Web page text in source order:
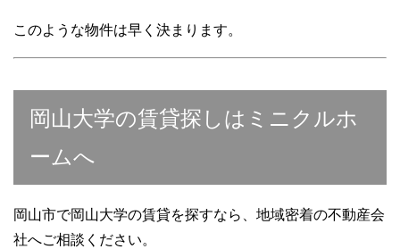
このような物件は早く決まります。
岡山大学の賃貸探しはミニクルホ
ームへ
岡山市で岡山大学の賃貸を探すなら、地域密着の不動産会
社へご相談ください。